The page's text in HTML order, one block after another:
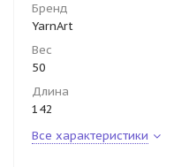
Бренд
YarnArt
Вес
50
Длина
142
Все характеристики